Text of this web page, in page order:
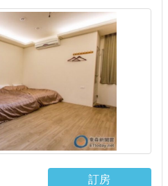
訂房